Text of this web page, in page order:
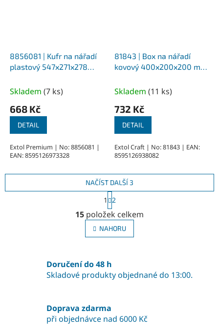
8856081 | Kufr na nářadí
plastový 547x271x278
průhledné víko
Skladem (7 ks)
668 Kč
DETAIL
Extol Premium | No: 8856081 |
EAN: 8595126973328
81843 | Box na nářadí
kovový 400x200x200 mm
Skladem (11 ks)
732 Kč
DETAIL
Extol Craft | No: 81843 | EAN:
8595126938082
O
v
l
á
c
í
p
k
y
NAČÍST DALŠÍ 3
S
t
r
á
n
k
á
n
í
1 2
15 položek celkem
NAHORU
Doručení do 48 h
Skladové produkty objednané do 13:00.
Doprava zdarma
při objednávce nad 6000 Kč